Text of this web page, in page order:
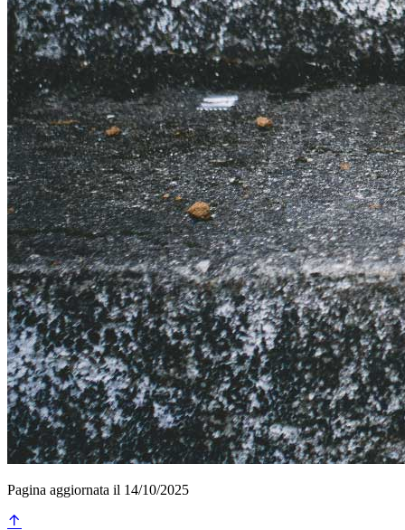
Pagina aggiornata il 14/10/2025